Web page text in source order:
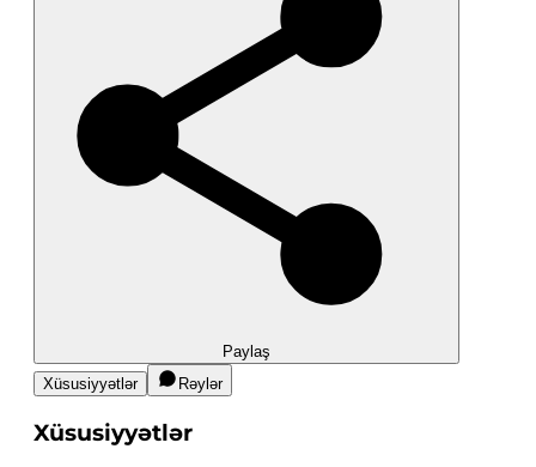
Paylaş
Xüsusiyyətlər
Rəylər
Xüsusiyyətlər